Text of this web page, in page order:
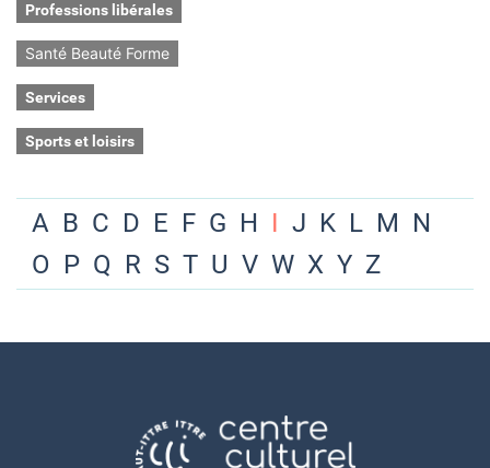
Professions libérales
Santé Beauté Forme
Services
Sports et loisirs
A B C D E F G H I J K L M N
O P Q R S T U V W X Y Z